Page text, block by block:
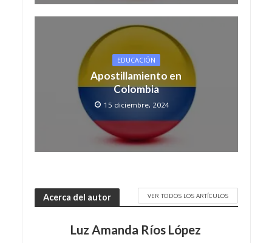
EDUCACIÓN
Apostillamiento en
Colombia
15 diciembre, 2024
Acerca del autor VER TODOS LOS ARTÍCULOS
Luz Amanda Ríos López